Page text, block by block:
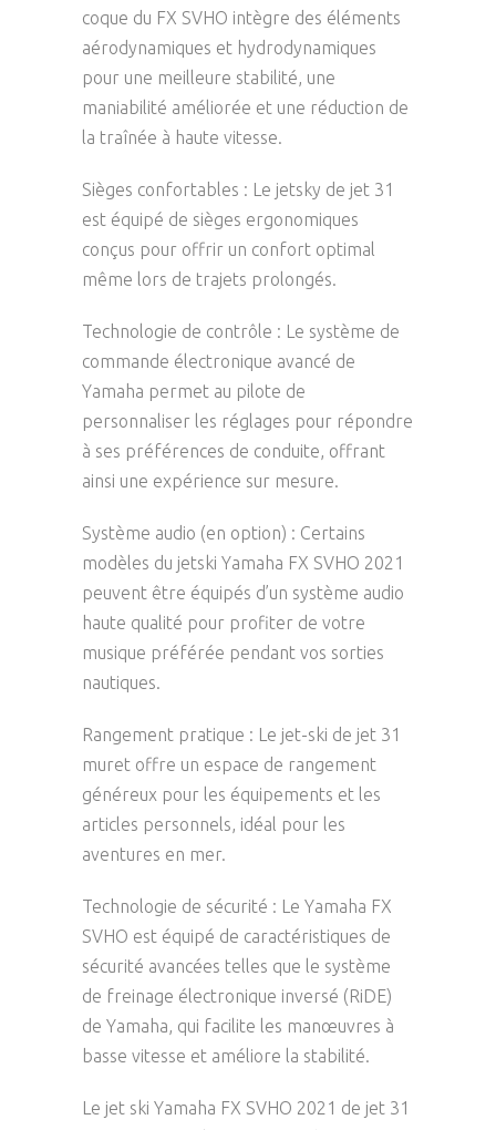
coque du FX SVHO intègre des éléments
aérodynamiques et hydrodynamiques
pour une meilleure stabilité, une
maniabilité améliorée et une réduction de
la traînée à haute vitesse.
Sièges confortables : Le jetsky de jet 31
est équipé de sièges ergonomiques
conçus pour offrir un confort optimal
même lors de trajets prolongés.
Technologie de contrôle : Le système de
commande électronique avancé de
Yamaha permet au pilote de
personnaliser les réglages pour répondre
à ses préférences de conduite, offrant
ainsi une expérience sur mesure.
Système audio (en option) : Certains
modèles du jetski Yamaha FX SVHO 2021
peuvent être équipés d’un système audio
haute qualité pour profiter de votre
musique préférée pendant vos sorties
nautiques.
Rangement pratique : Le jet-ski de jet 31
muret offre un espace de rangement
généreux pour les équipements et les
articles personnels, idéal pour les
aventures en mer.
Technologie de sécurité : Le Yamaha FX
SVHO est équipé de caractéristiques de
sécurité avancées telles que le système
de freinage électronique inversé (RiDE)
de Yamaha, qui facilite les manœuvres à
basse vitesse et améliore la stabilité.
Le jet ski Yamaha FX SVHO 2021 de jet 31